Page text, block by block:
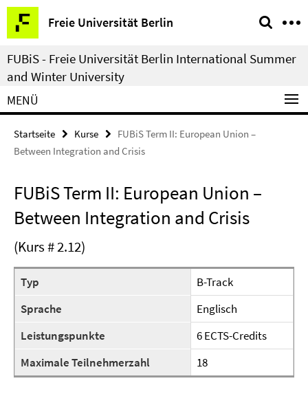
Springe
direkt
zu
Inhalt
Freie Universität Berlin
Service-
Navigation
FUBiS - Freie Universität Berlin International Summer
and Winter University
MENÜ
Startseite Kurse
FUBiS Term II: European Union –
Between Integration and Crisis
FUBiS Term II: European Union –
Between Integration and Crisis
(Kurs # 2.12)
Typ
B-Track
Sprache
Englisch
Leistungspunkte
6 ECTS-Credits
Maximale Teilnehmerzahl
18